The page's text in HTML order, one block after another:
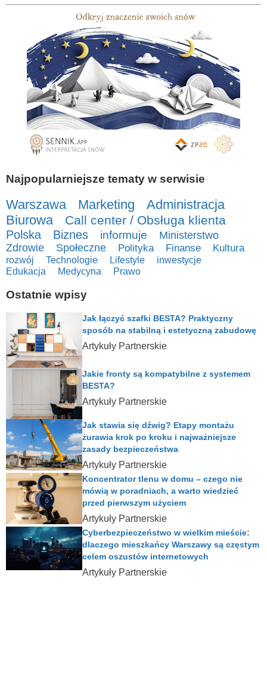
Najpopularniejsze tematy w serwisie
Warszawa Marketing
Administracja
Biurowa
Call center / Obsługa klienta
Polska Biznes informuje Ministerstwo
Zdrowie Społeczne Polityka Finanse Kultura
rozwój Technologie Lifestyle
inwestycje
Edukacja
Medycyna Prawo
Ostatnie wpisy
Artykuły Partnerskie
Jak łączyć szafki BESTA? Praktyczny
sposób na stabilną i estetyczną zabudowę
Artykuły Partnerskie
Jakie fronty są kompatybilne z systemem
BESTA?
Artykuły Partnerskie
Jak stawia się dźwig? Etapy montażu
żurawia krok po kroku i najważniejsze
zasady bezpieczeństwa
Artykuły Partnerskie
Koncentrator tlenu w domu – czego nie
mówią w poradniach, a warto wiedzieć
przed pierwszym użyciem
Artykuły Partnerskie
Cyberbezpieczeństwo w wielkim mieście:
dlaczego mieszkańcy Warszawy są częstym
celem oszustów internetowych